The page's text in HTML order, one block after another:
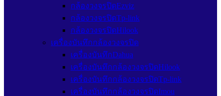
กล้องวงจรปิดEzviz
กล้องวงจรปิดTp-link
กล้องวงจรปิดHilook
เครื่องบันทึกกล้องวงจรปิด
เครื่องบันทึกDahua
เครื่องบันทึกกล้องวงจรปิดHilook
เครื่องบันทึกกล้องวงจรปิดTp-link
เครื่องบันทึกกล้องวงจรปิดImou